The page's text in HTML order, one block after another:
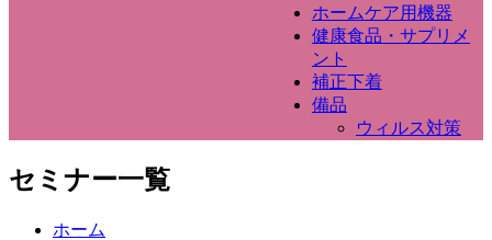
ホームケア用機器
健康食品・サプリメ
ント
補正下着
備品
ウィルス対策
セミナー一覧
ホーム